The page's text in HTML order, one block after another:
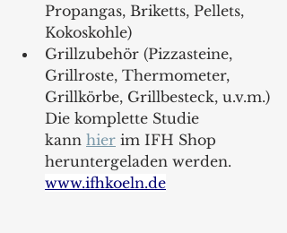
Propangas, Briketts, Pellets,
Kokoskohle)
Grillzubehör (Pizzasteine,
Grillroste, Thermometer,
Grillkörbe, Grillbesteck, u.v.m.)
Die komplette Studie
kann hier im IFH Shop
heruntergeladen werden.
www.ifhkoeln.de